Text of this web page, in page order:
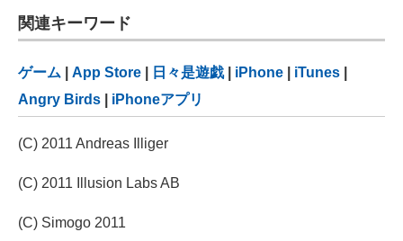
関連キーワード
ゲーム App Store 日々是遊戯| iPhone iTunes
Angry Birds
iPhoneアプリ
(C) 2011 Andreas Illiger
(C) 2011 Illusion Labs AB
(C) Simogo 2011